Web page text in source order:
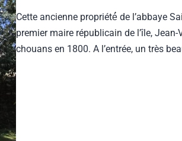
Cette ancienne propriété́ de l’abbaye
premier maire républicain de l’île,
chouans en 1800. A l’entrée, un très